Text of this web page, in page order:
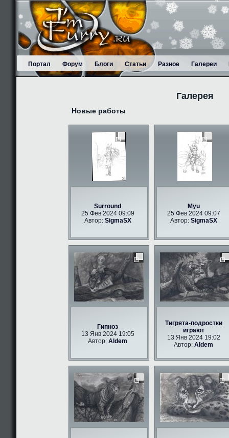
Портал Форум Блоги Статьи Разное Галереи
Галерея
Новые работы
Surround
25 Фев 2024 09:09
Автор: SigmaSX
Myu
25 Фев 2024 09:07
Автор: SigmaSX
Гипноз
13 Янв 2024 19:05
Автор:Aldem
Тигрята-подростки
играют
13 Янв 2024 19:02
Автор:Aldem